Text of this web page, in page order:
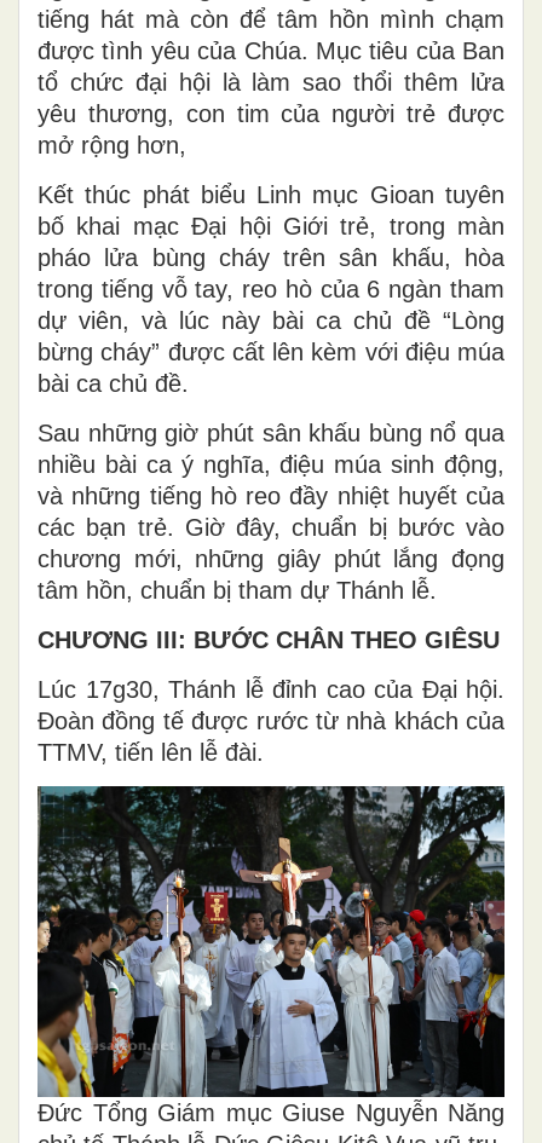
tiếng hát mà còn để tâm hồn mình chạm
được tình yêu của Chúa. Mục tiêu của Ban
tổ chức đại hội là làm sao thổi thêm lửa
yêu thương, con tim của người trẻ được
mở rộng hơn,
Kết thúc phát biểu Linh mục Gioan tuyên
bố khai mạc Đại hội Giới trẻ, trong màn
pháo lửa bùng cháy trên sân khấu, hòa
trong tiếng vỗ tay, reo hò của 6 ngàn tham
dự viên, và lúc này bài ca chủ đề “Lòng
bừng cháy” được cất lên kèm với điệu múa
bài ca chủ đề.
Sau những giờ phút sân khấu bùng nổ qua
nhiều bài ca ý nghĩa, điệu múa sinh động,
và những tiếng hò reo đầy nhiệt huyết của
các bạn trẻ. Giờ đây, chuẩn bị bước vào
chương mới, những giây phút lắng đọng
tâm hồn, chuẩn bị tham dự Thánh lễ.
CHƯƠNG III: BƯỚC CHÂN THEO GIÊSU
Lúc 17g30, Thánh lễ đỉnh cao của Đại hội.
Đoàn đồng tế được rước từ nhà khách của
TTMV, tiến lên lễ đài.
Đức Tổng Giám mục Giuse Nguyễn Năng